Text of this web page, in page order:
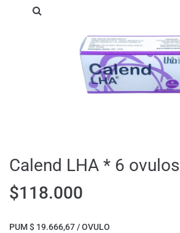
Calend LHA * 6 ovulos
$118.000
PUM $ 19.666,67 / OVULO